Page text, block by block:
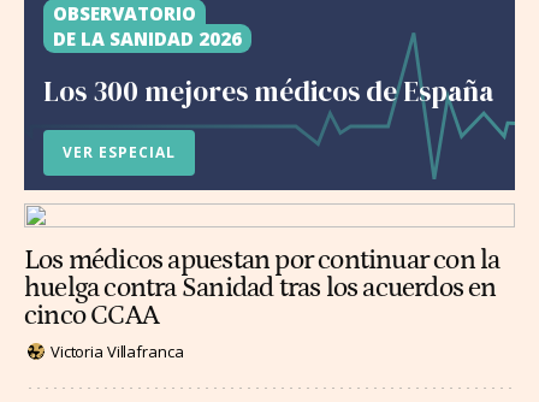
OBSERVATORIO
DE LA SANIDAD 2026
Los 300 mejores médicos de España
VER ESPECIAL
Los médicos apuestan por continuar con la
huelga contra Sanidad tras los acuerdos en
cinco CCAA
Victoria Villafranca